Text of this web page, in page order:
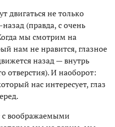
двигаться не только
(правда, с очень
мы смотрим на
нам не нравится, глазное
назад — внутрь
отверстия). И наоборот:
нас интересует, глаз
с воображаемыми